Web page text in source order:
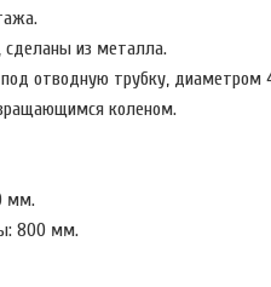
сделаны из металла.
отводную трубку,
коленом.
мм.
800 мм.